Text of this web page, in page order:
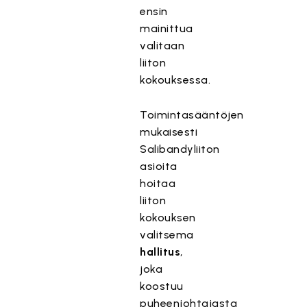
ensin
mainittua
valitaan
liiton
kokouksessa.
Toimintasääntöjen
mukaisesti
Salibandyliiton
asioita
hoitaa
liiton
kokouksen
valitsema
hallitus,
joka
koostuu
puheenjohtajasta